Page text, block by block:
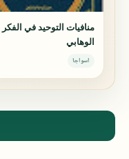
منافيات التوحيد في الفكر
الوهابي
اسواجا